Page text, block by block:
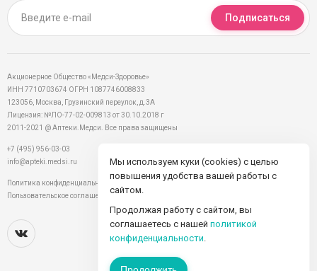
Подписаться
Акционерное Общество «Медси-Здоровье»
ИНН 7710703674 ОГРН 1087746008833
123056, Москва, Грузинский переулок, д.3А
Лицензия: №ЛО-77-02-009813 от 30.10.2018 г
2011-2021 @ Аптеки.Медси. Все права защищены
+7 (495) 956-03-03
info@apteki.medsi.ru
Политика конфиденциальности
Пользовательское соглашение
Мы используем куки (cookies) с целью
повышения удобства вашей работы с
сайтом.
Продолжая работу с сайтом, вы
соглашаетесь с нашей политикой
конфиденциальности